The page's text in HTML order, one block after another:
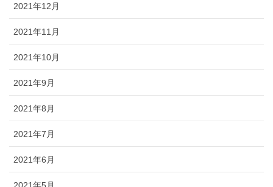
2021年12月
2021年11月
2021年10月
2021年9月
2021年8月
2021年7月
2021年6月
2021年5月